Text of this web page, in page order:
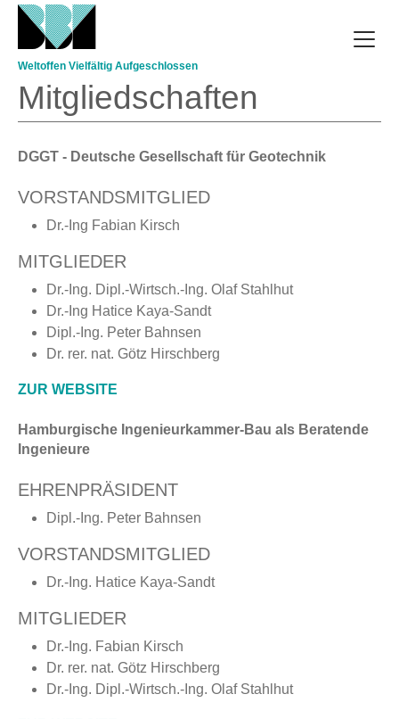
Direkt zum Inhalt
Weltoffen Vielfältig Aufgeschlossen
Mitgliedschaften
DGGT - Deutsche Gesellschaft für Geotechnik
VORSTANDSMITGLIED
Dr.-Ing Fabian Kirsch
MITGLIEDER
Dr.-Ing. Dipl.-Wirtsch.-Ing. Olaf Stahlhut
Dr.-Ing Hatice Kaya-Sandt
Dipl.-Ing. Peter Bahnsen
Dr. rer. nat. Götz Hirschberg
ZUR WEBSITE
Hamburgische Ingenieurkammer-Bau als Beratende
Ingenieure
EHRENPRÄSIDENT
Dipl.-Ing. Peter Bahnsen
VORSTANDSMITGLIED
Dr.-Ing. Hatice Kaya-Sandt
MITGLIEDER
Dr.-Ing. Fabian Kirsch
Dr. rer. nat. Götz Hirschberg
Dr.-Ing. Dipl.-Wirtsch.-Ing. Olaf Stahlhut